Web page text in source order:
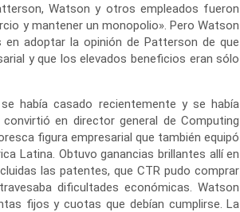
Watson y otros empleados fueron
y mantener un monopolio». Pero Watson
adoptar la opinión de Patterson de que
y que los elevados beneficios eran sólo
había casado recientemente y se había
en director general de Computing
figura empresarial que también equipó
Latina. Obtuvo ganancias brillantes allí en
las patentes, que CTR pudo comprar
dificultades económicas. Watson
fijos y cuotas que debían cumplirse. La